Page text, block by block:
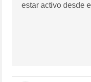
estar activo desde